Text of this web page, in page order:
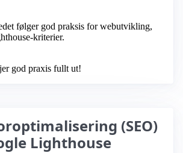
følger god praksis for webutvikling,
kriterier.
god praxis fullt ut!
(SEO)
Lighthouse